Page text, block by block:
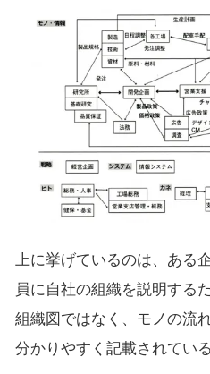
上に挙げているのは、ある
員に自社の組織を説明する
組織図ではなく、モノの流
分かりやすく記載されている